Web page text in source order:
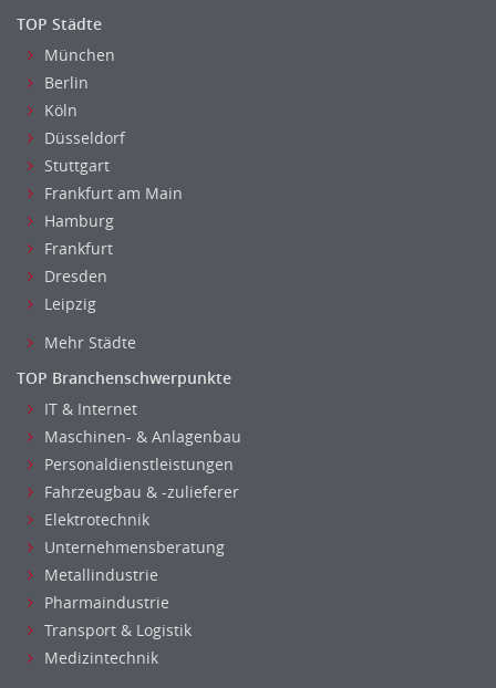
TOP Städte
München
Berlin
Köln
Düsseldorf
Stuttgart
Frankfurt am Main
Hamburg
Frankfurt
Dresden
Leipzig
Mehr Städte
TOP Branchenschwerpunkte
IT & Internet
Maschinen- & Anlagenbau
Personaldienstleistungen
Fahrzeugbau & -zulieferer
Elektrotechnik
Unternehmensberatung
Metallindustrie
Pharmaindustrie
Transport & Logistik
Medizintechnik